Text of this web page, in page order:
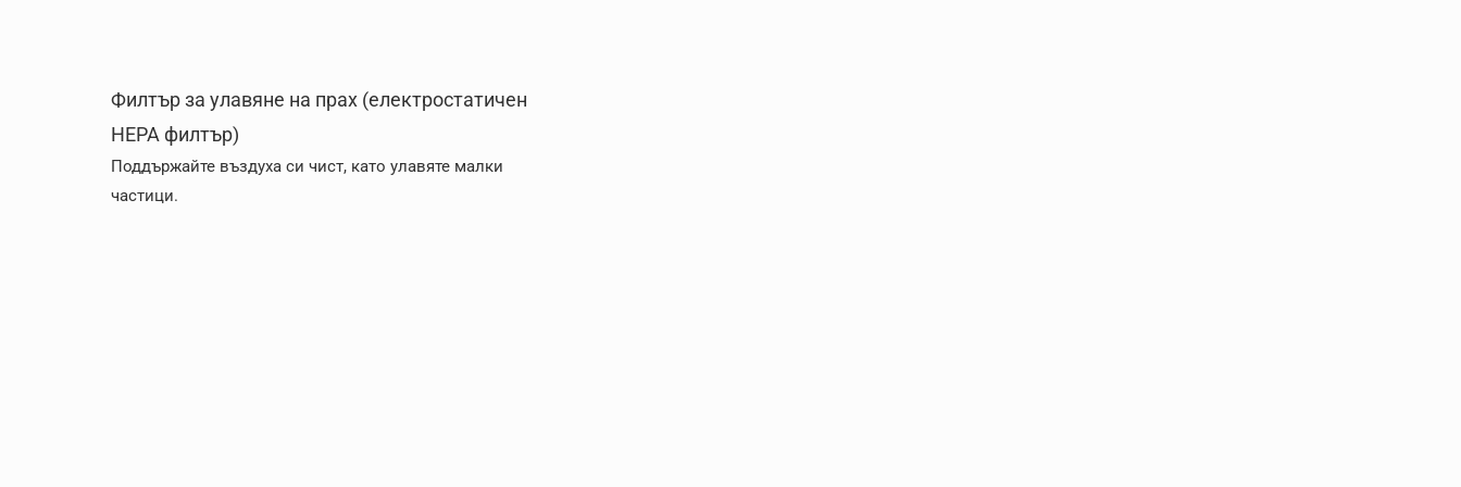
Филтър за улавяне на прах (електростатичен
HEPA филтър)
Поддържайте въздуха си чист, като улавяте малки
частици.